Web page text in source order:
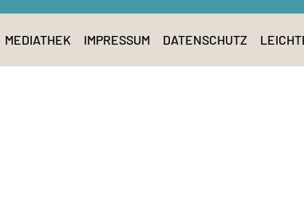
MEDIATHEK IMPRESSUM DATENSCHUTZ